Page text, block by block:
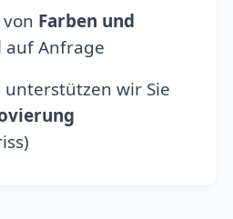
Farben und
auf Anfrage
unterstützen wir Sie